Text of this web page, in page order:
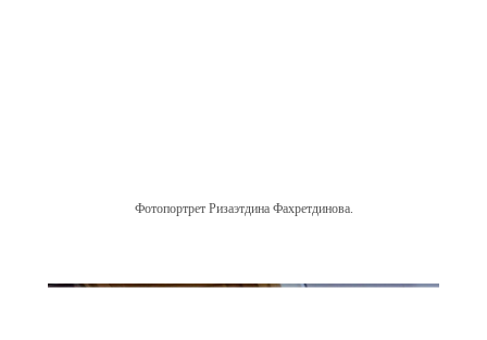
Фотопортрет Ризаэтдина Фахретдинова.